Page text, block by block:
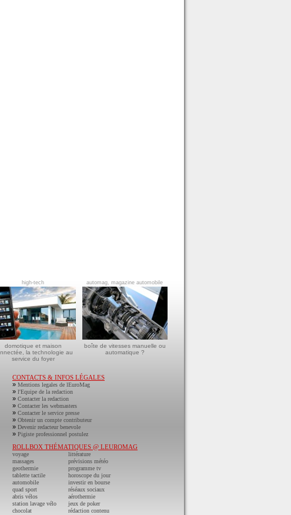
high-tech
domotique et maison
la technologie au
service du foyer
automag, magazine automobile
boîte de vitesses manuelle ou
automatique ?
CONTACTS & INFOS LÉGALES
» Mentions legales de lEuroMag
» l'Equipe de la redaction
» Contacter la redaction
» Contacter les webmasters
» Contacter le service presse
» Obtenir un compte contributeur
» Devenir redacteur benevole
» Pigiste professionnel postulez
ROLLBOX THÉMATIQUES @ LEUROMAG
voyage
massages
geothermie
tablette tactile
automobile
quad sport
abris vélos
station lavage vélo
chocolat
littérature
prévisions météo
programme tv
horoscope du jour
investir en bourse
réséaux sociaux
aérothermie
jeux de poker
rédaction contenu